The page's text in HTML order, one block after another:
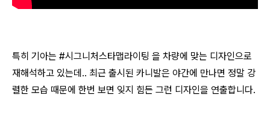
특히 기아는 #시그니처스타맵라이팅 을 차량에 맞는 디자인으로
재해석하고 있는데.. 최근 출시된 카니발은 야간에 만나면 정말 강
렬한 모습 때문에 한번 보면 잊지 힘든 그런 디자인을 연출합니다.